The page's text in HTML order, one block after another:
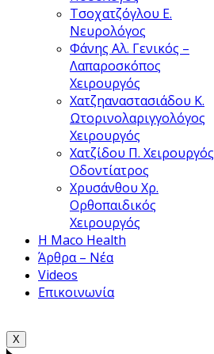
Τσοχατζόγλου Ε.
Νευρολόγος
Φάνης Αλ. Γενικός –
Λαπαροσκόπος
Χειρουργός
Χατζηαναστασιάδου Κ.
Ωτορινολαριγγολόγος
Χειρουργός
Χατζίδου Π. Χειρουργός
Οδοντίατρος
Χρυσάνθου Χρ.
Ορθοπαιδικός
Χειρουργός
Η Maco Health
Άρθρα – Νέα
Videos
Επικοινωνία
X